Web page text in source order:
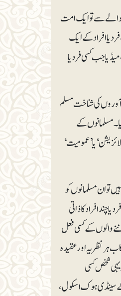
حوالے سے تو ایک امت
یا افراد کے ایک
جب کسی فرد یا
آوروں کی شناخت مسلم
مسلمانوں کے
یا ’عمومیت‘
تو ان مسلمانوں کو
افراد کا ذاتی
والوں کے کسی فعل
ہر نظریہ اور عقیدہ
شخص کسی
اور نہ اس پر سوال اٹھایا جاتا ہے۔ مثلاً دسمبر ۲۰۱۴ء میں امریکا کے سینڈی ہوک اسکول،